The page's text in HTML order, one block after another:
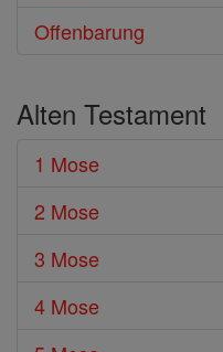
Offenbarung
Alten Testament
1 Mose
2 Mose
3 Mose
4 Mose